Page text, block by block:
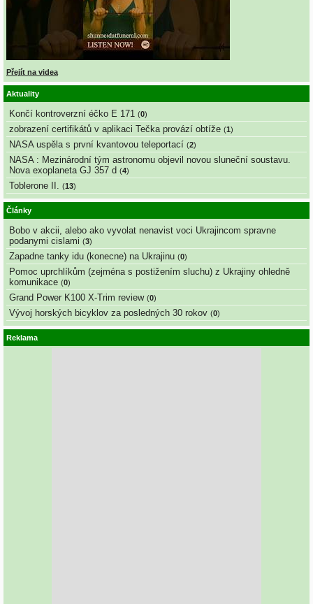
Přejít na videa
Aktuality
Končí kontroverzní éčko E 171 (0)
zobrazení certifikátů v aplikaci Tečka provází obtíže (1 )
NASA uspěla s první kvantovou teleportací (2)
NASA : Mezinárodní tým astronomu objevil novou sluneční soustavu.
Nova exoplaneta GJ 357 d (4)
Toblerone II. (13)
Články
Bobo v akcii, alebo ako vyvolat nenavist voci Ukrajincom spravne
podanymi cislami (3)
Zapadne tanky idu (konecne) na Ukrajinu (0)
Pomoc uprchlíkům (zejména s postižením sluchu) z Ukrajiny ohledně
komunikace (0)
Grand Power K100 X-Trim review (0)
Vývoj horských bicyklov za posledných 30 rokov (0)
Reklama